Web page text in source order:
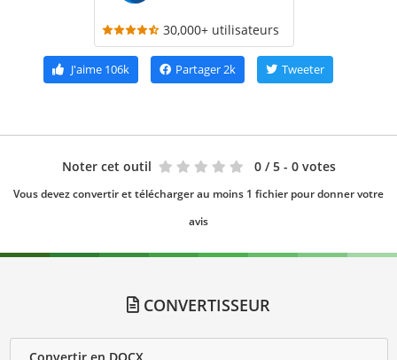
30,000+ utilisateurs
J'aime106k Partager2k Tweeter
Noter cet outil 0 / 5 - 0 votes
Vous devez convertir et télécharger au moins 1 fichier pour donner votre
avis
CONVERTISSEUR